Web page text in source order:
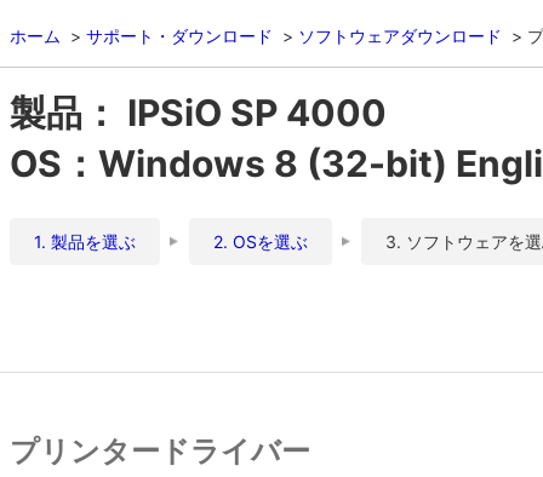
ホーム サポート・ダウンロード ソフトウェアダウンロード
製品： IPSiO SP 4000
OS：Windows 8 (32-bit)
1. 製品を選ぶ 2. OSを選ぶ 3. ソフトウェアを
プリンタードライバー